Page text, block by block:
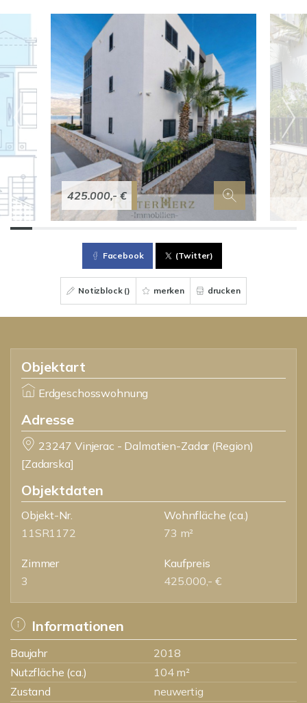
425.000,- €
Facebook (Twitter)
Notizblock () merken drucken
Objektart
Erdgeschosswohnung
Adresse
23247 Vinjerac - Dalmatien-Zadar (Region)
[Zadarska]
Objektdaten
Objekt-Nr.
11SR1172
Wohnfläche (ca.)
73 m²
Zimmer
3
Kaufpreis
425.000,- €
Informationen
Baujahr
2018
Nutzfläche (ca.)
104 m²
Zustand
neuwertig